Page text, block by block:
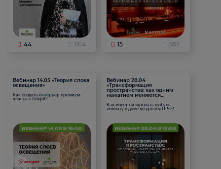
44 1104 15 655
Вебинар 14.05 «Теория слоев
освещения»
Как создать интерьер премиум-
класса с Arlight?
Вебинар 28.04
«Трансформация
пространства: как одним
нажатием меняются
Как модернизировать любую
комнату в доме до уровня ПРО?